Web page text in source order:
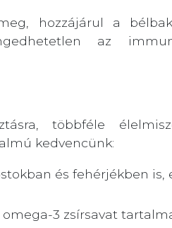
hozzájárul a
az
többféle
kedvencünk:
és fehérjékben is,
3 zsírsavat